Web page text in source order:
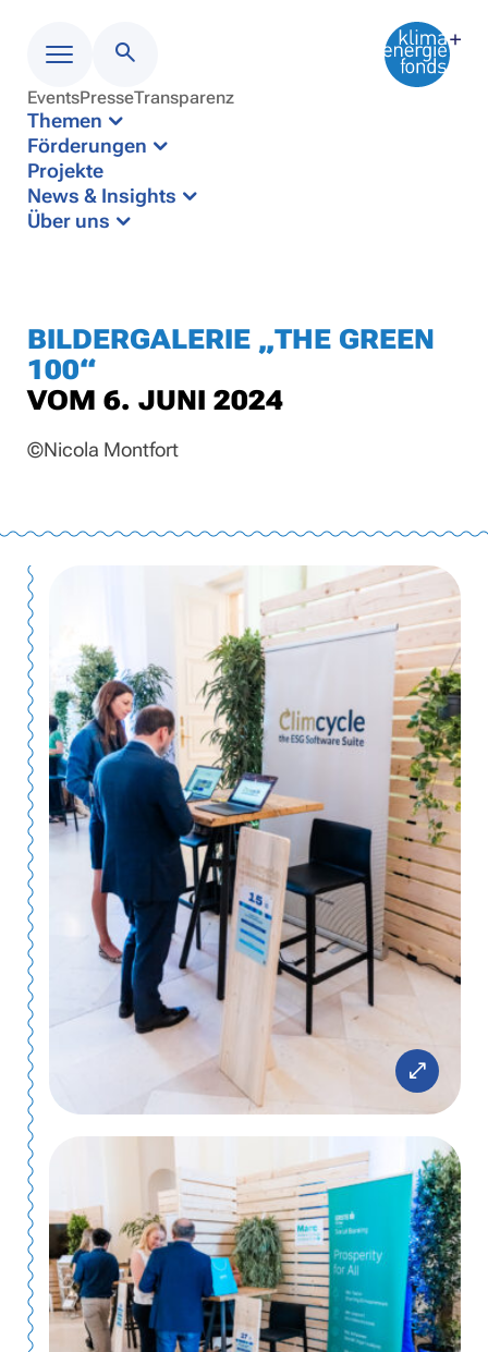
Menü
EventsPresseTransparenz
Themen
Förderungen
Projekte
News & Insights
Über uns
BILDERGALERIE „THE GREEN
100“
VOM 6. JUNI 2024
©Nicola Montfort